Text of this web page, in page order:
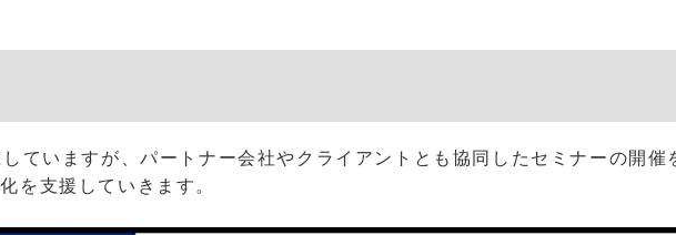
ていますが、パートナー会社やクライアントとも協同したセミナーの開催
を支援していきます。